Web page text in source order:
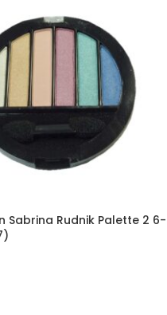
Sabrina Rudnik Palette 2 6-